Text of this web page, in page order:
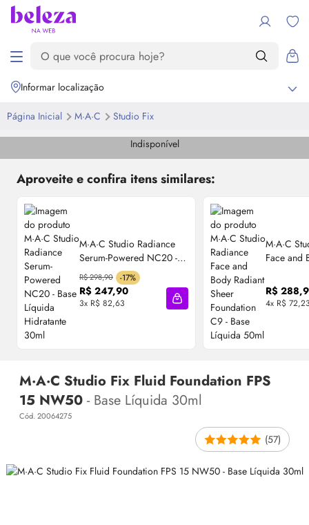
Informar localização
Página Inicial M·A·C
Studio Fix
Indisponível
Aproveite e confira itens similares:
M·A·C Studio Radiance
Serum-Powered​ NC20 -
Base Líquida Hidratante
30ml
R$ 298,90 -17%
R$ 247,90
3x R$ 82,63 Adicionar à sacola
M·A·C
Face and
Base
R$
4x R$
M·A·C Studio Fix Fluid Foundation FPS
15 NW50 - Base Líquida 30ml
Cód. 20064275
(57)